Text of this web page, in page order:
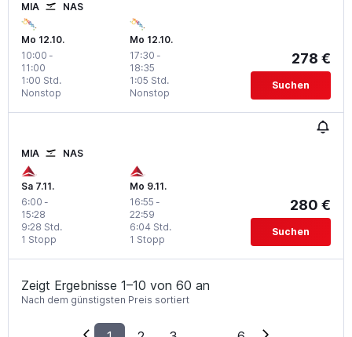
MIA NAS
Mo 12.10.
10:00 -
11:00
Nonstop
1:00 Std.
Mo 12.10.
17:30 -
18:35
Nonstop
1:05 Std.
278 €
Suchen
MIA NAS
Sa 7.11.
6:00 -
15:28
1 Stopp
9:28 Std.
Mo 9.11.
16:55 -
22:59
1 Stopp
6:04 Std.
280 €
Suchen
Zeigt Ergebnisse 1–10 von 60 an
Nach dem günstigsten Preis sortiert